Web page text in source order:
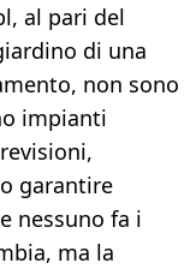
al pari del
di una
non sono
impianti
garantire
nessuno fa i
ma la